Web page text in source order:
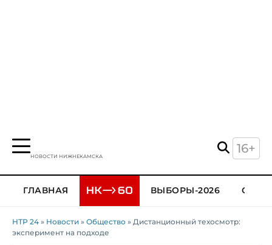
НОВОСТИ НИЖНЕКАМСКА
16+
ГЛАВНАЯ ВЫБОРЫ-2026
НТР 24 » Новости » Общество » Дистанционный техосмотр:
эксперимент на подходе